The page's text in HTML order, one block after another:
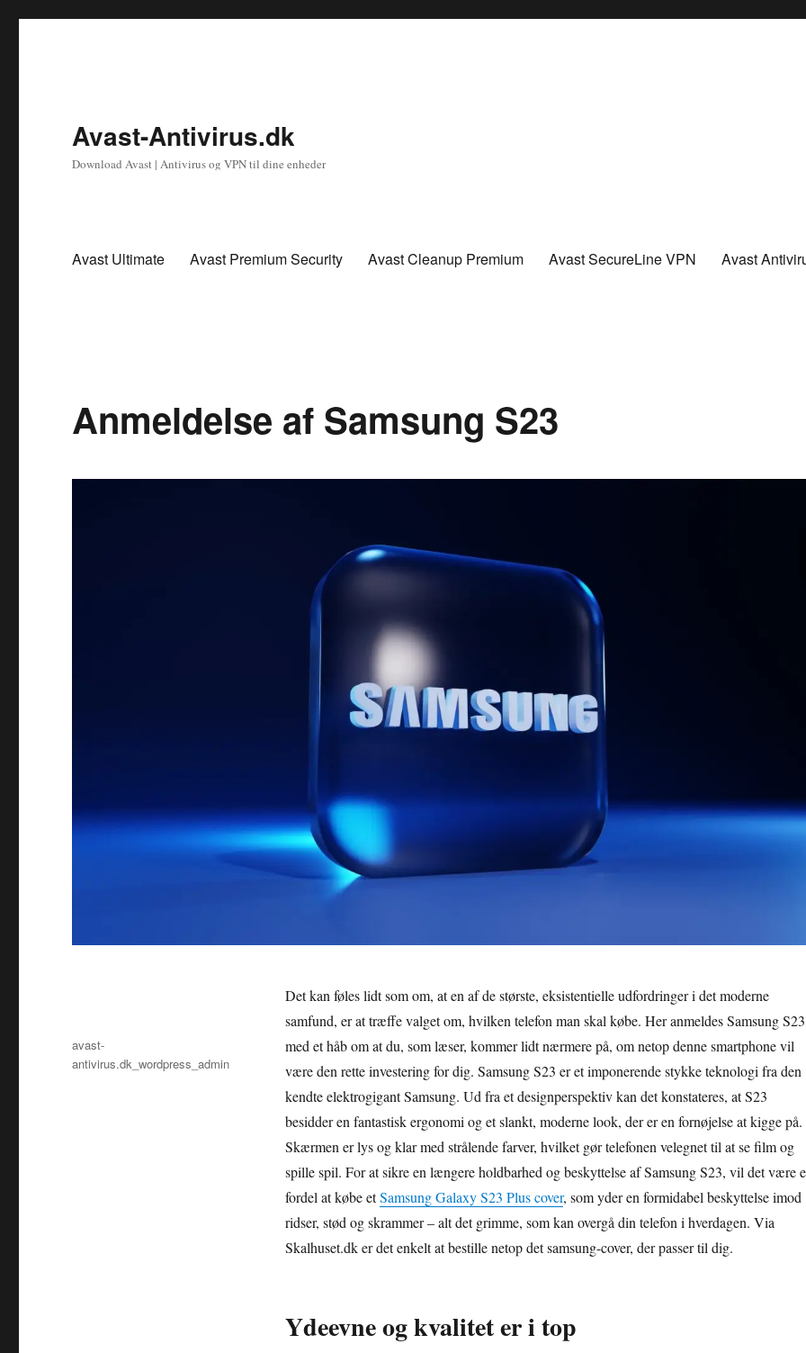
Avast-Antivirus.dk
Download Avast | Antivirus og VPN til dine enheder
Avast Ultimate Avast Premium Security Avast Cleanup Premium Avast SecureLine VPN Avast
Anmeldelse af Samsung S23
Det kan føles lidt som om, at en af de største, eksistentielle udfordringer i det moderne
samfund, er at træffe valget om, hvilken telefon man skal købe. Her anmeldes Samsung
med et håb om at du, som læser, kommer lidt nærmere på, om netop denne smartphone vil
være den rette investering for dig. Samsung S23 er et imponerende stykke teknologi fra den
kendte elektrogigant Samsung. Ud fra et designperspektiv kan det konstateres, at S23
besidder en fantastisk ergonomi og et slankt, moderne look, der er en fornøjelse at kigge på.
Skærmen er lys og klar med strålende farver, hvilket gør telefonen velegnet til at se film og
spille spil. For at sikre en længere holdbarhed og beskyttelse af Samsung S23, vil det være
fordel at købe etSamsung Galaxy S23 Plus cover, som yder en formidabel beskyttelse imod
ridser, stød og skrammer – alt det grimme, som kan overgå din telefon i hverdagen. Via
Skalhuset.dk er det enkelt at bestille netop det samsung-cover, der passer til dig.
Ydeevne og kvalitet er i top
Forfatter
avast-
antivirus.dk_wordpress_admin